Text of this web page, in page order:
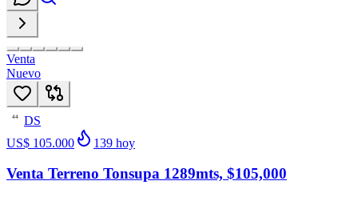
Venta
Nuevo
44
DS
US$ 105.000
139 hoy
Venta Terreno Tonsupa 1289mts, $105,000